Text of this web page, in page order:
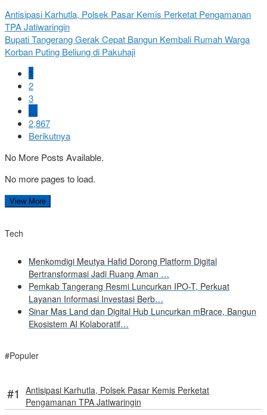
Antisipasi Karhutla, Polsek Pasar Kemis Perketat Pengamanan
TPA Jatiwaringin
Bupati Tangerang Gerak Cepat Bangun Kembali Rumah Warga
Korban Puting Beliung di Pakuhaji
1
2
3
…
2,867
Berikutnya
No More Posts Available.
No more pages to load.
View More
Tech
Menkomdigi Meutya Hafid Dorong Platform Digital
Bertransformasi Jadi Ruang Aman …
Pemkab Tangerang Resmi Luncurkan IPO-T, Perkuat
Layanan Informasi Investasi Berb…
Sinar Mas Land dan Digital Hub Luncurkan mBrace, Bangun
Ekosistem AI Kolaboratif…
#Populer
Antisipasi Karhutla, Polsek Pasar Kemis Perketat
Pengamanan TPA Jatiwaringin